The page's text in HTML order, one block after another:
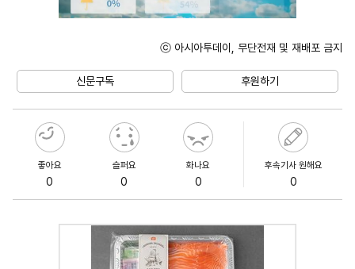
ⓒ 아시아투데이, 무단전재 및 재배포 금지
신문구독 후원하기
좋아요
0
슬퍼요
0
화나요
0
후속기사 원해요
0